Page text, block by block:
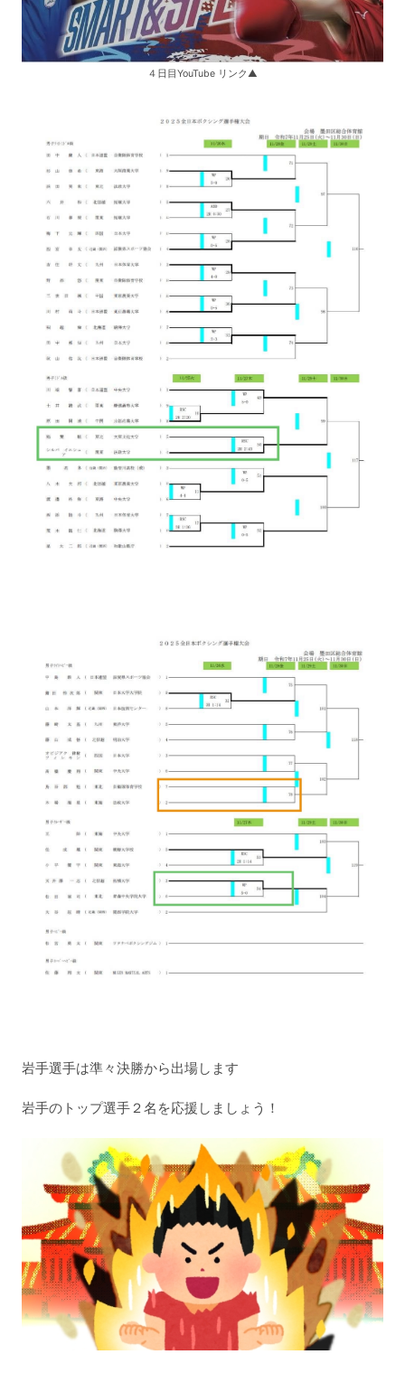
４日目YouTube リンク▲
岩手選手は準々決勝から出場します
岩手のトップ選手２名を応援しましょう！